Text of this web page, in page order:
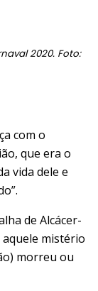
2020. Foto:
com o
que era o
vida dele e
de Alcácer-
mistério
morreu ou